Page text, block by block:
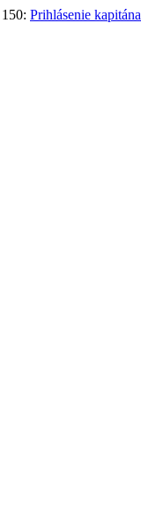
150: Prihlásenie kapitána